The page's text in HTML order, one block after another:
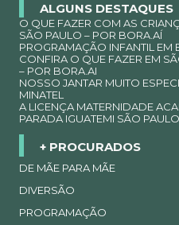
ALGUNS DESTAQUES
O QUE FAZER COM AS
SÃO PAULO – POR BORA.AÍ
PROGRAMAÇÃO INFANTIL EM
CONFIRA O QUE FAZER EM
– POR BORA.AI
NOSSO JANTAR MUITO
MINATEL
A LICENÇA MATERNIDADE
PARADA IGUATEMI SÃO
+ PROCURADOS
DE MÃE PARA MÃE
DIVERSÃO
PROGRAMAÇÃO